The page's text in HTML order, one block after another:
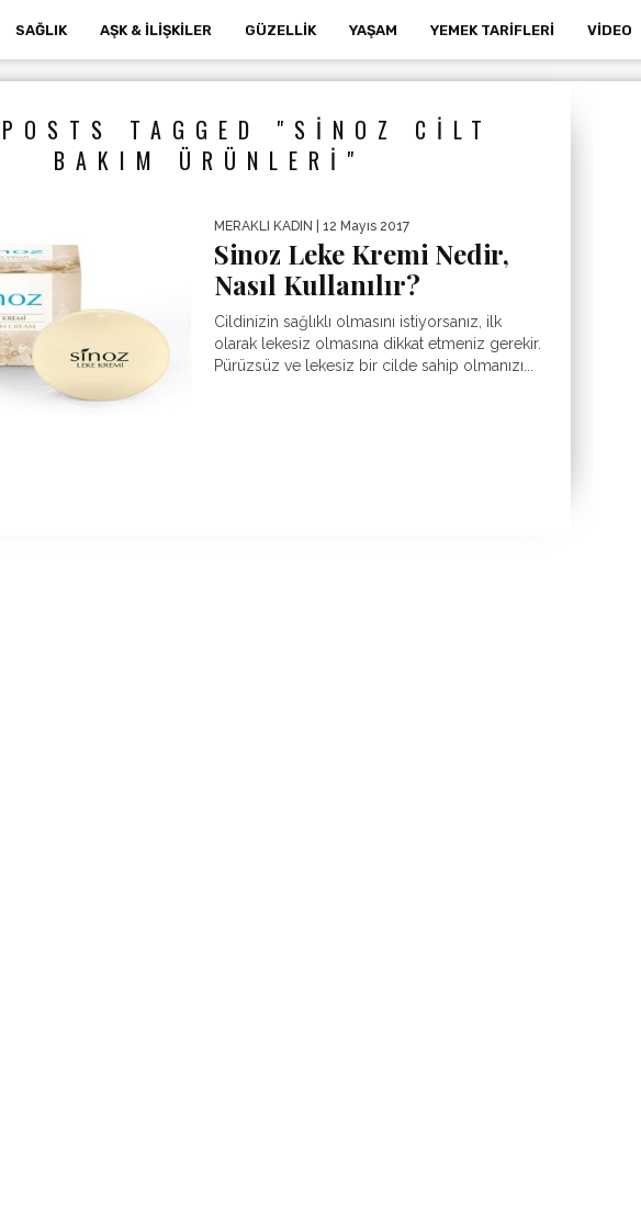
SAĞLIK AŞK & İLIŞKILER GÜZELLIK YAŞAM YEMEK TARIFLERI VIDEO
TAGGED "SINOZ CILT
BAKIM ÜRÜNLERI"
MERAKLI KADIN | 12 Mayıs 2017
Sinoz Leke Kremi Nedir,
Nasıl Kullanılır?
Cildinizin sağlıklı olmasını istiyorsanız, ilk
olarak lekesiz olmasına dikkat etmeniz gerekir.
Pürüzsüz ve lekesiz bir cilde sahip olmanızı...